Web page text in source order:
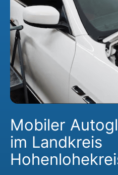
Mobiler
im Landkreis